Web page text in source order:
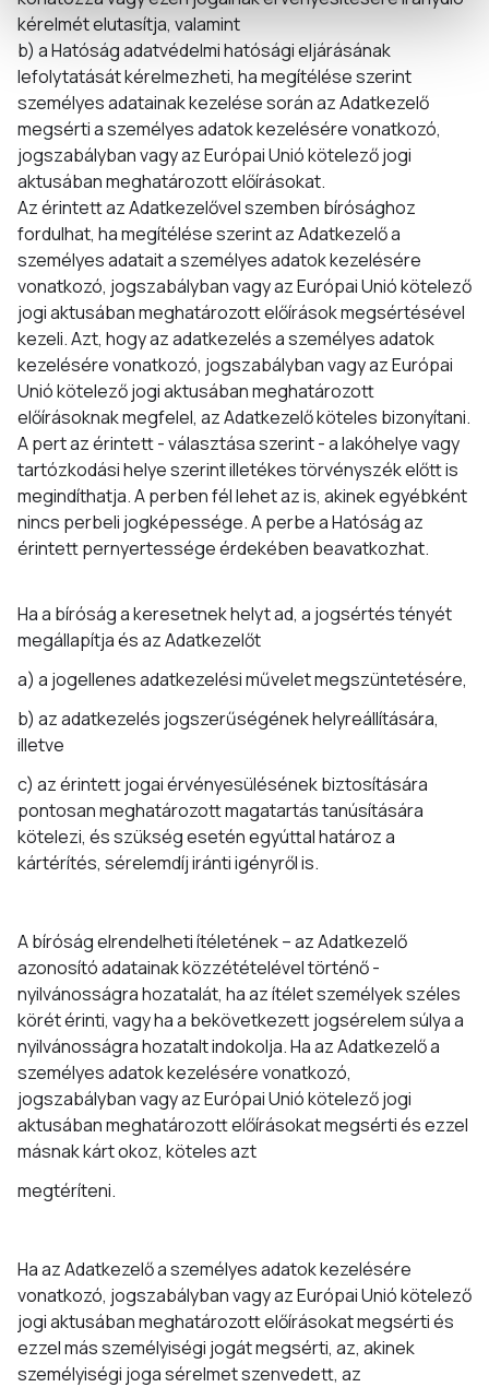
kérelmét elutasítja, valamint
b) a Hatóság adatvédelmi hatósági eljárásának
lefolytatását kérelmezheti, ha megítélése szerint
személyes adatainak kezelése során az Adatkezelő
megsérti a személyes adatok kezelésére vonatkozó,
jogszabályban vagy az Európai Unió kötelező jogi
aktusában meghatározott előírásokat.
Az érintett az Adatkezelővel szemben bírósághoz
fordulhat, ha megítélése szerint az Adatkezelő a
személyes adatait a személyes adatok kezelésére
vonatkozó, jogszabályban vagy az Európai Unió kötelező
jogi aktusában meghatározott előírások megsértésével
kezeli. Azt, hogy az adatkezelés a személyes adatok
kezelésére vonatkozó, jogszabályban vagy az Európai
Unió kötelező jogi aktusában meghatározott
előírásoknak megfelel, az Adatkezelő köteles bizonyítani.
A pert az érintett - választása szerint - a lakóhelye vagy
tartózkodási helye szerint illetékes törvényszék előtt is
megindíthatja. A perben fél lehet az is, akinek egyébként
nincs perbeli jogképessége. A perbe a Hatóság az
érintett pernyertessége érdekében beavatkozhat.
Ha a bíróság a keresetnek helyt ad, a jogsértés tényét
megállapítja és az Adatkezelőt
a) a jogellenes adatkezelési művelet megszüntetésére,
b) az adatkezelés jogszerűségének helyreállítására,
illetve
c) az érintett jogai érvényesülésének biztosítására
pontosan meghatározott magatartás tanúsítására
kötelezi, és szükség esetén egyúttal határoz a
kártérítés, sérelemdíj iránti igényről is.
A bíróság elrendelheti ítéletének – az Adatkezelő
azonosító adatainak közzétételével történő -
nyilvánosságra hozatalát, ha az ítélet személyek széles
körét érinti, vagy ha a bekövetkezett jogsérelem súlya a
nyilvánosságra hozatalt indokolja. Ha az Adatkezelő a
személyes adatok kezelésére vonatkozó,
jogszabályban vagy az Európai Unió kötelező jogi
aktusában meghatározott előírásokat megsérti és ezzel
másnak kárt okoz, köteles azt
megtéríteni.
Ha az Adatkezelő a személyes adatok kezelésére
vonatkozó, jogszabályban vagy az Európai Unió kötelező
jogi aktusában meghatározott előírásokat megsérti és
ezzel más személyiségi jogát megsérti, az, akinek
személyiségi joga sérelmet szenvedett, az